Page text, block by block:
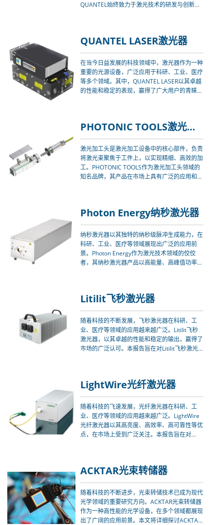
QUANTEL始终致力于激光技术的研发与创新，
QUANTEL LASER激光器
在当今日益发展的科技领域中，激光器作为一种
重要的光源设备，广泛应用于科研、工业、医疗
等多个领域。其中，QUANTEL LASER以其卓越
的性能和稳定的表现，赢得了广大用户的青睐。
PHOTONIC TOOLS激光加工头
激光加工头是激光加工设备中的核心部件，负责
将激光束聚焦于工件上，以实现精细、高效的加
工。PHOTONIC TOOLS作为激光加工头领域的
知名品牌，其产品在市场上具有广泛的应用和良
Photon Energy纳秒激光器
纳秒激光器以其独特的纳秒级脉冲生成能力，在
科研、工业、医疗等领域展现出广泛的应用前
景。Photon Energy作为激光技术领域的佼佼
者，其纳秒激光器产品以高能量、高峰值功率和
而深入的了解。
Litilit飞秒激光器
随着科技的不断发展，飞秒激光器在科研、工
业、医疗等领域的应用越来越广泛。Litilit飞秒
激光器，以其卓越的性能和稳定的输出，赢得了
市场的广泛认可。本报告旨在对Litilit飞秒激光
LightWire光纤激光器
随着科技的飞速发展，光纤激光器在科研、工
业、医疗等领域的应用越来越广泛。LightWire
光纤激光器以其高亮度、高效率、高可靠性等优
点，在市场上受到广泛关注。本报告旨在对
ACKTAR光束转储器
随着科技的不断进步，光束转储技术已成为现代
光学领域的重要研究方向。ACKTAR光束转储器
作为一种高性能的光学设备，在多个领域都展现
出了广阔的应用前景。本文将详细探讨ACKTAR